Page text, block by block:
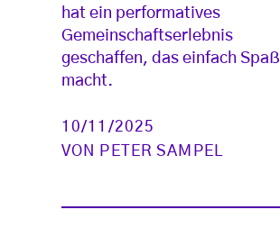
hat ein performatives
Gemeinschaftserlebnis
geschaffen, das einfach Spaß
macht.
10/11/2025
VON
PETER SAMPEL